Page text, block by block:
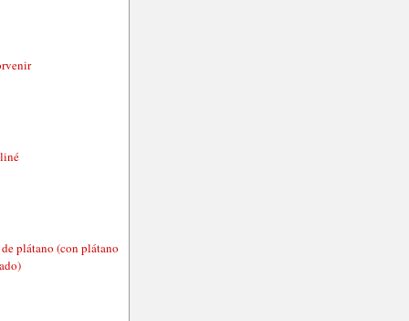
plátano (con plátano